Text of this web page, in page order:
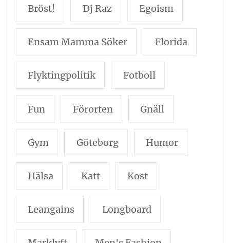
Bröst! Dj Raz Egoism
Ensam Mamma Söker Florida
Flyktingpolitik Fotboll
Fun Förorten Gnäll
Gym Göteborg Humor
Hälsa Katt Kost
Leangains Longboard